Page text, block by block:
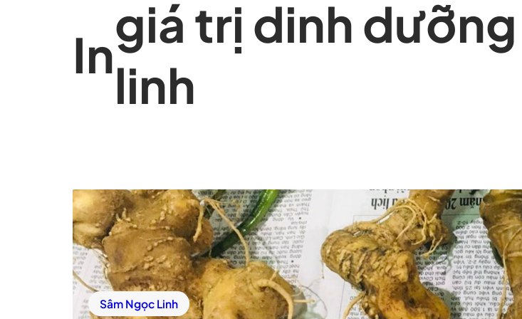
In
giá trị dinh
linh
Sâm Ngọc Linh